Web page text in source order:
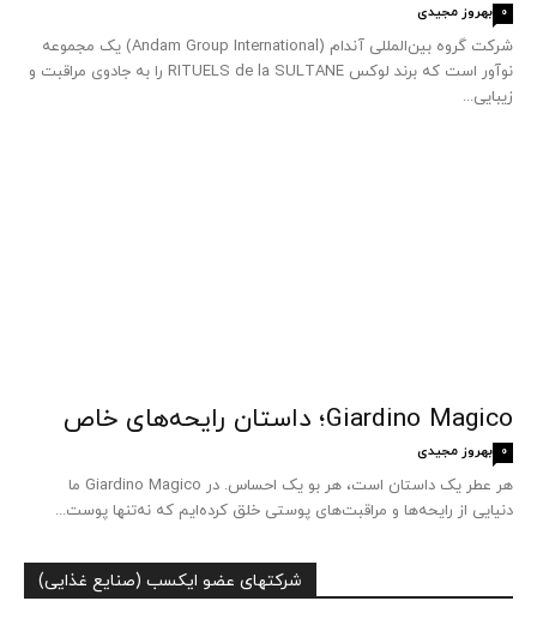
بهروز مجیدی 0
شرکت گروه بین‌المللی آندام (Andam Group International) یک مجموعه
نوآور است که برند لوکس RITUELS de la SULTANE را به جادوی مراقبت و
زیبایی...
Giardino Magico؛ داستان رایحه‌های خاص
بهروز مجیدی 0
هر عطر یک داستان است، هر بو یک احساس. در Giardino Magico ما
دنیایی از رایحه‌ها و مراقبت‌های پوستی خلق کرده‌ایم که نه‌تنها پوست...
شرکتهای عضو ایکسب (صنایع غذایی)